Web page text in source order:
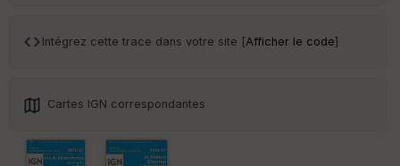
Intégrez cette trace dans votre site [Afficher le code]
Cartes IGN correspondantes